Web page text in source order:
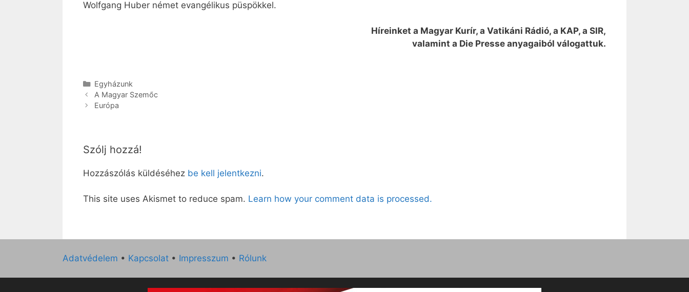
Wolfgang Huber német evangélikus püspökkel.
Híreinket a Magyar Kurír, a Vatikáni Rádió, a KAP, a SIR,
valamint a Die Presse anyagaiból válogattuk.
Kategória
Egyházunk
A Magyar Szemőc
Európa
Szólj hozzá!
Hozzászólás küldéséhez be kell jelentkezni.
This site uses Akismet to reduce spam. Learn how your comment data is processed.
Adatvédelem • Kapcsolat • Impresszum • Rólunk